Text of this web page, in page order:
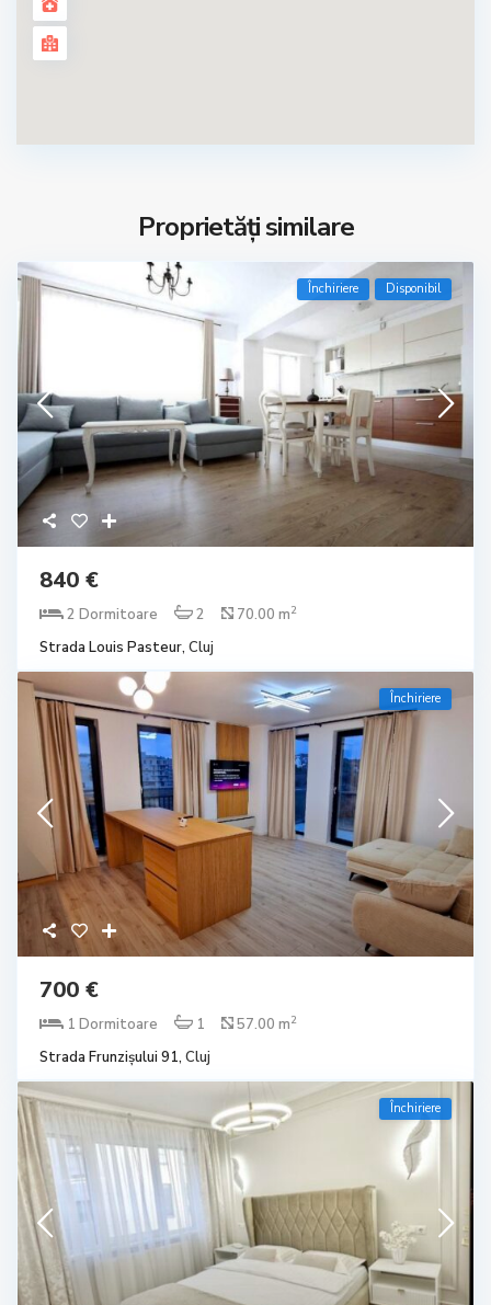
Proprietăți similare
Închiriere Disponibil
840 €
2 Dormitoare 2 70.00 m2
Strada Louis Pasteur, Cluj
Închiriere
700 €
1 Dormitoare 1 57.00 m2
Strada Frunzișului 91, Cluj
Închiriere